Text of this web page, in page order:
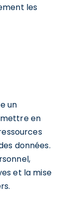
les
un
en
données.
et la mise